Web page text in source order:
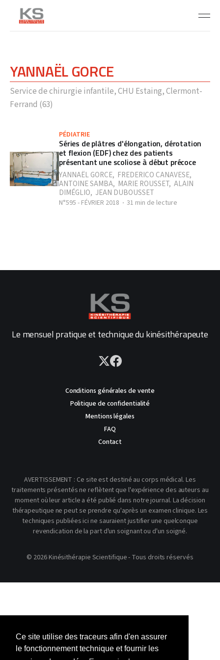
Ce site utilise des traceurs afin d'en assurer
le fonctionnement technique et fournir les
YANNAËL GORCE
Service de chirurgie infantile, CHU Estaing, Clermont-
Ferrand (63)
PÉDIATRIE
Séries de plâtres d'élongation, dérotation
et flexion (EDF) chez des patients
présentant une scoliose à début précoce
YANNAËL GORCE, FREDERICO CANAVESE,
ANTOINE SAMBA, MARIE ROUSSET, ALAIN
DIMÉGLIO, JEAN DUBOUSSET
N°595 - FÉVRIER 2018 31 min de lecture
Le mensuel pratique et technique du kinésithérapeute
Conditions générales de vente
Politique de confidentialité
Mentions légales
FAQ
Contact
AVERTISSEMENT : Ce site est destiné au corps médical. Les
traitements présentés ne reflètent que l'expérience des auteurs au
moment où leur article a été publié dans notre journal. La décision
thérapeutique ne peut se prendre qu'après un examen clinique. Les
techniques publiées ici ne sauraient justifier une quelconque
revendication de la part d'un soignant ou d'un soigné.
© 2026 Kinésithérapie Scientifique - Tous droits réservés